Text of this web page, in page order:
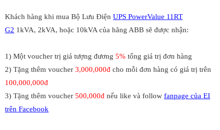
Khách hàng khi mua Bộ Lưu Điện UPS PowerValue 11RT
G2 1kVA, 2kVA, hoặc 10kVA của hãng ABB sẽ được nhận:
1) Một voucher trị giá tượng đương 5% tổng giá trị đơn hàng
2) Tặng thêm voucher 3,000,000đ cho mỗi đơn hàng có giá trị trên
100,000,000đ
3) Tặng thêm voucher 500,000đ nếu like và follow fanpage của EI
trên Facebook